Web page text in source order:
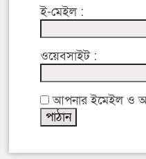
ই-মেইল :
ওয়েবসাইট :
আপনার ইমেইল ও